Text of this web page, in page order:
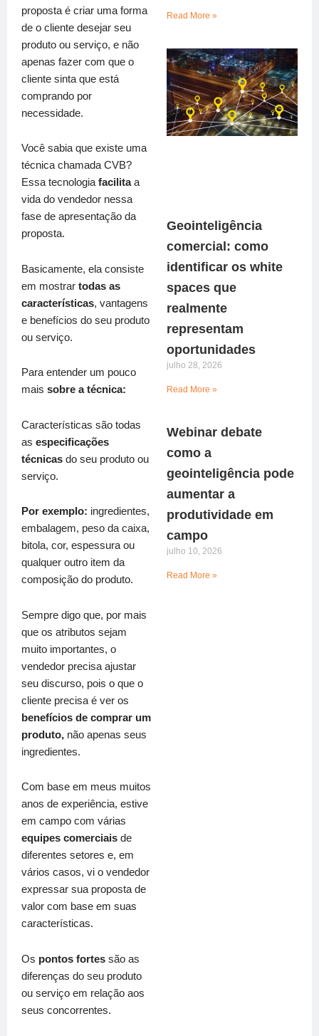
proposta é criar uma forma
de o cliente desejar seu
produto ou serviço, e não
apenas fazer com que o
cliente sinta que está
comprando por
necessidade.
Você sabia que existe uma
técnica chamada CVB?
Essa tecnologia facilitaa
vida do vendedor nessa
fase de apresentação da
proposta.
Basicamente, ela consiste
em mostrar todas as
características, vantagens
e benefícios do seu produto
ou serviço.
Para entender um pouco
mais sobre a técnica:
Características são todas
as especificações
técnicas do seu produto ou
serviço.
Por exemplo: ingredientes,
embalagem, peso da caixa,
bitola, cor, espessura ou
qualquer outro item da
composição do produto.
Sempre digo que, por mais
que os atributos sejam
muito importantes, o
vendedor precisa ajustar
seu discurso, pois o que o
cliente precisa é ver os
benefícios de comprar um
produto, não apenas seus
ingredientes.
Com base em meus muitos
anos de experiência, estive
em campo com várias
equipes comerciais de
diferentes setores e, em
vários casos, vi o vendedor
expressar sua proposta de
valor com base em suas
características.
Os pontos fortes são as
diferenças do seu produto
ou serviço em relação aos
seus concorrentes.
Read More »
Geointeligência
comercial: como
identificar os white
spaces que
realmente
representam
oportunidades
julho 28, 2026
Read More »
Webinar debate
como a
geointeligência pode
aumentar a
produtividade em
campo
julho 10, 2026
Read More »